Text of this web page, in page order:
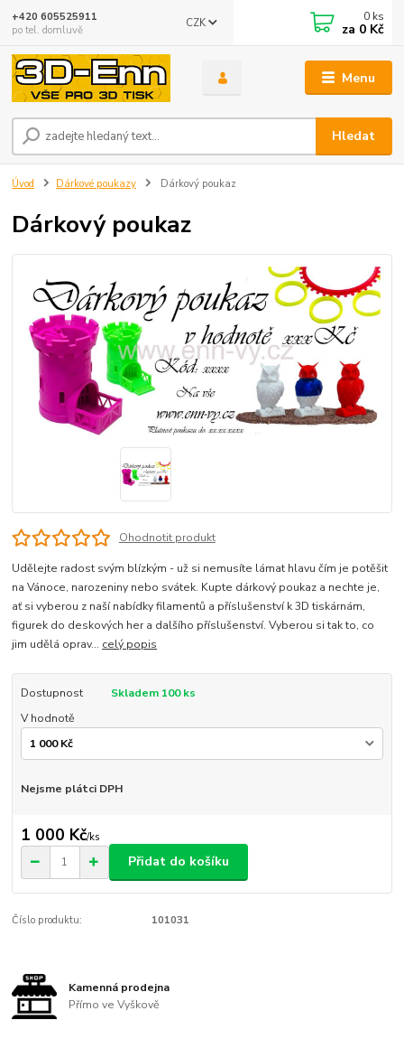
Menu
CZK
Hledat
+420 605525911
po tel. domluvě
0 ks
za 0 Kč
Úvod Dárkové poukazy Dárkový poukaz
Dárkový poukaz
Ohodnotit produkt
Udělejte radost svým blízkým - už si nemusíte lámat hlavu čím je potěšit
na Vánoce, narozeniny nebo svátek. Kupte dárkový poukaz a nechte je,
ať si vyberou z naší nabídky filamentů a příslušenství k 3D tiskárnám,
figurek do deskových her a dalšího příslušenství. Vyberou si tak to, co
jim udělá oprav... celý popis
Dostupnost
Skladem 100 ks
V hodnotě
Nejsme plátci DPH
1 000 Kč/ks
Přidat do košíku
Číslo produktu: 101031
Kamenná prodejna
Přímo ve Vyškově